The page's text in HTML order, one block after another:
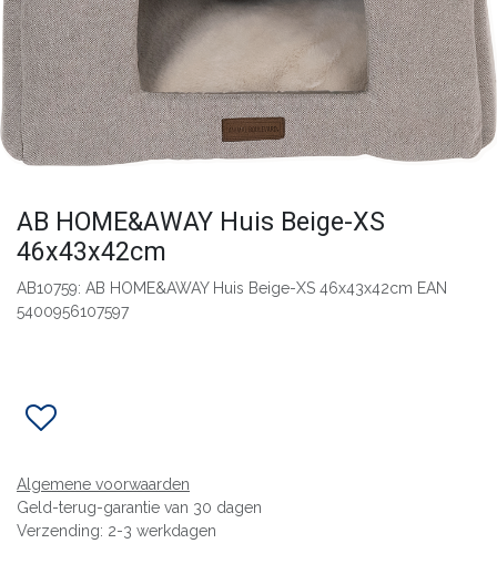
​AB HOME&AWAY Huis Beige-XS
46x43x42cm
AB10759: AB HOME&AWAY Huis Beige-XS 46x43x42cm EAN
5400956107597
Algemene voorwaarden
Geld-terug-garantie van 30 dagen
Verzending: 2-3 werkdagen